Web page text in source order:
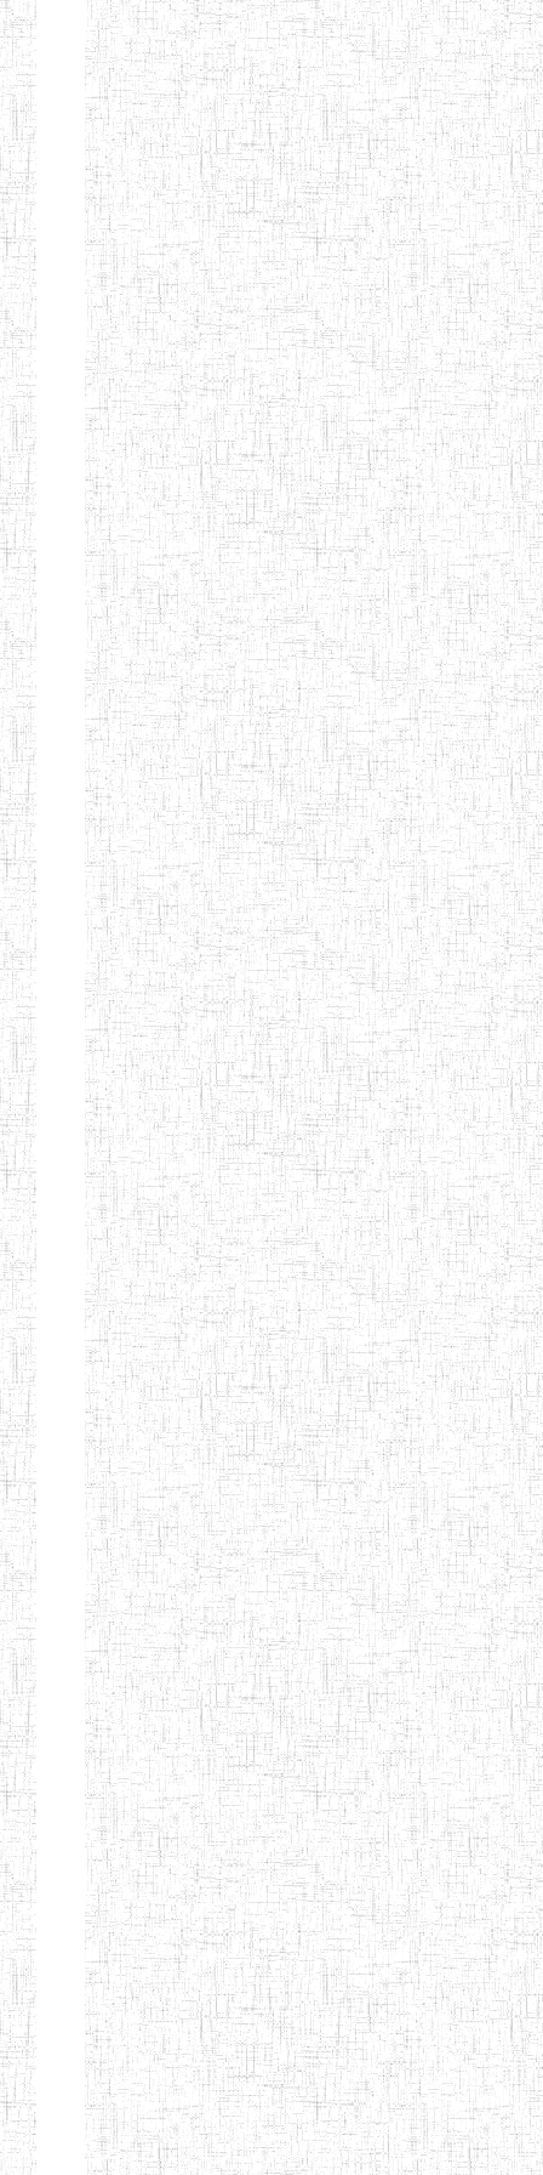
Afficher Page 9 sur 13 Total: 307
Début Préc. 4 5 6 7 8
9
13
Suivant Fin
ENIEG
MODERNE
SAINTE MARIE
04/08/2010 ENIEG
ENIEG PRIVEE
BILINGUE LES
BOSONS
04/08/2010 ENIEG
ENIEG BILINGUE
LE NORMALIEN
CITOYEN
01/08/2014 ENIEG
ENIEG BILINGUE
CLAIRE
FONTAINE
03/10/2012 ENIEG
ENIEG BILINGUE
LA COURONNE
25/06/2014 ENIEG
ENIET BILINGUE
LA
PERFORMANCE
06/01/2014 ENIET
ENIET PRIVEE
LES FERMIONS
25/07/2013 ENIET
ENIET PRIVEE DE
L'OUEST
17/04/2014 ENIET
ENIET LE
NORMALIEN
CITOYEN
30/10/2014 ENIET
ENIEG PRIVEE
L'ARCHE DES
PHOTONS
04/08/2010 ENIEG
ECOLE DE
FORMATION
DES
INSTITUTEURS
ST ANDRE
30/11/2004 ENIEG
ENIEG PRIVEE
LAIQUE
PEKEKUE
04/06/2015 ENIEG
Etablissements
d'enseignement
secondaire
technique